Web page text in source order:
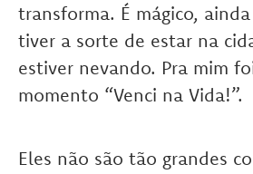
transforma. É mágico,
tiver a sorte de estar na
estiver nevando. Pra mim
momento “Venci na Vida!”.
Eles não são tão grandes